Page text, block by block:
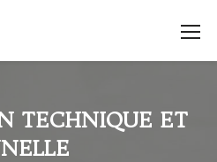
TECHNIQUE ET